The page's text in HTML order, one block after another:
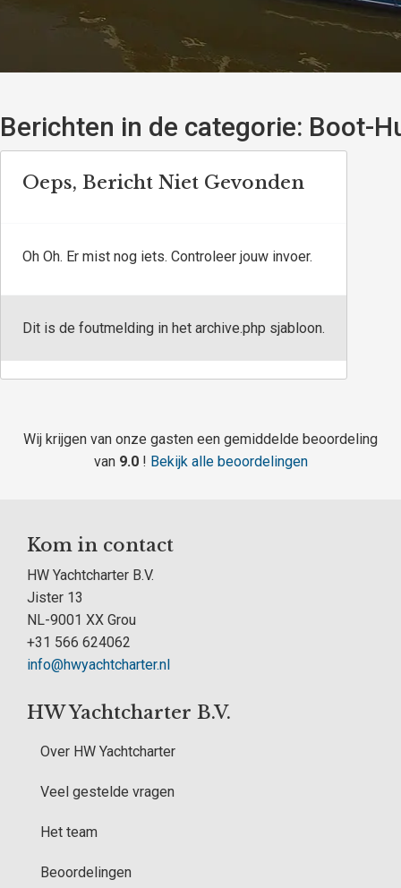
Berichten in de categorie: Boot-
Oeps, Bericht Niet Gevonden
Oh Oh. Er mist nog iets. Controleer jouw invoer.
Dit is de foutmelding in het archive.php sjabloon.
Wij krijgen van onze gasten een gemiddelde beoordeling
van 9.0 ! Bekijk alle beoordelingen
Kom in contact
HW Yachtcharter B.V.
Jister 13
NL-9001 XX Grou
+31 566 624062
info@hwyachtcharter.nl
HW Yachtcharter B.V.
Over HW Yachtcharter
Veel gestelde vragen
Het team
Beoordelingen